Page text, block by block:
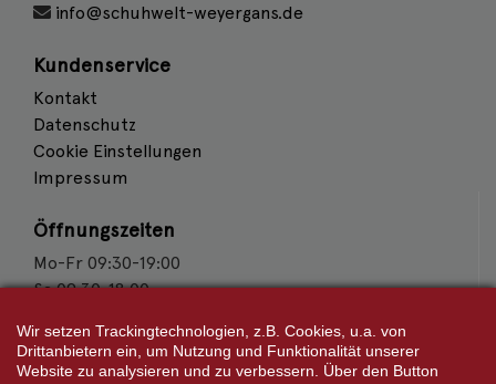
info@schuhwelt-weyergans.de
Kundenservice
Kontakt
Datenschutz
Cookie Einstellungen
Impressum
Öffnungszeiten
Mo-Fr 09:30-19:00
Sa 09:30-18:00
Wir sind Partner von
Wir setzen Trackingtechnologien, z.B. Cookies, u.a. von
Drittanbietern ein, um Nutzung und Funktionalität unserer
Website zu analysieren und zu verbessern. Über den Button